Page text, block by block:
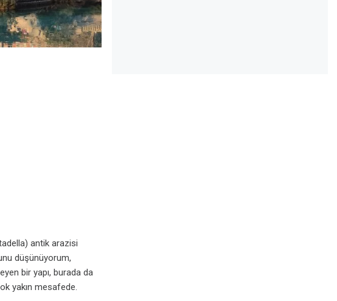
antik arazisi
düşünüyorum,
bir yapı, burada da
yakın mesafede.